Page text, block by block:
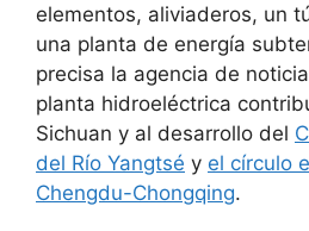
elementos, aliviaderos, un
una planta de energía
precisa la agencia de
planta hidroeléctrica
Sichuan y al desarrollo del
del Río Yangtsé y el círculo
Chengdu-Chongqing.